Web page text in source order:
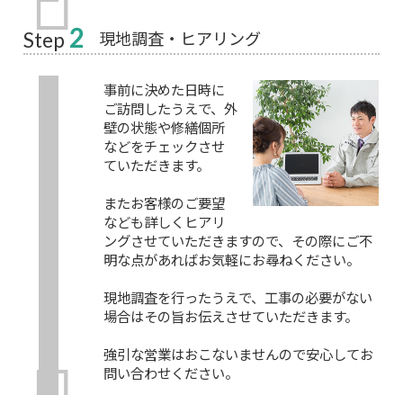
Step 2 現地調査・ヒアリング
事前に決めた日時に
ご訪問したうえで、外
壁の状態や修繕個所
などをチェックさせ
ていただきます。
またお客様のご要望
なども詳しくヒアリ
ングさせていただきますので、その際にご不
明な点があればお気軽にお尋ねください。
現地調査を行ったうえで、工事の必要がない
場合はその旨お伝えさせていただきます。
強引な営業はおこないませんので安心してお
問い合わせください。